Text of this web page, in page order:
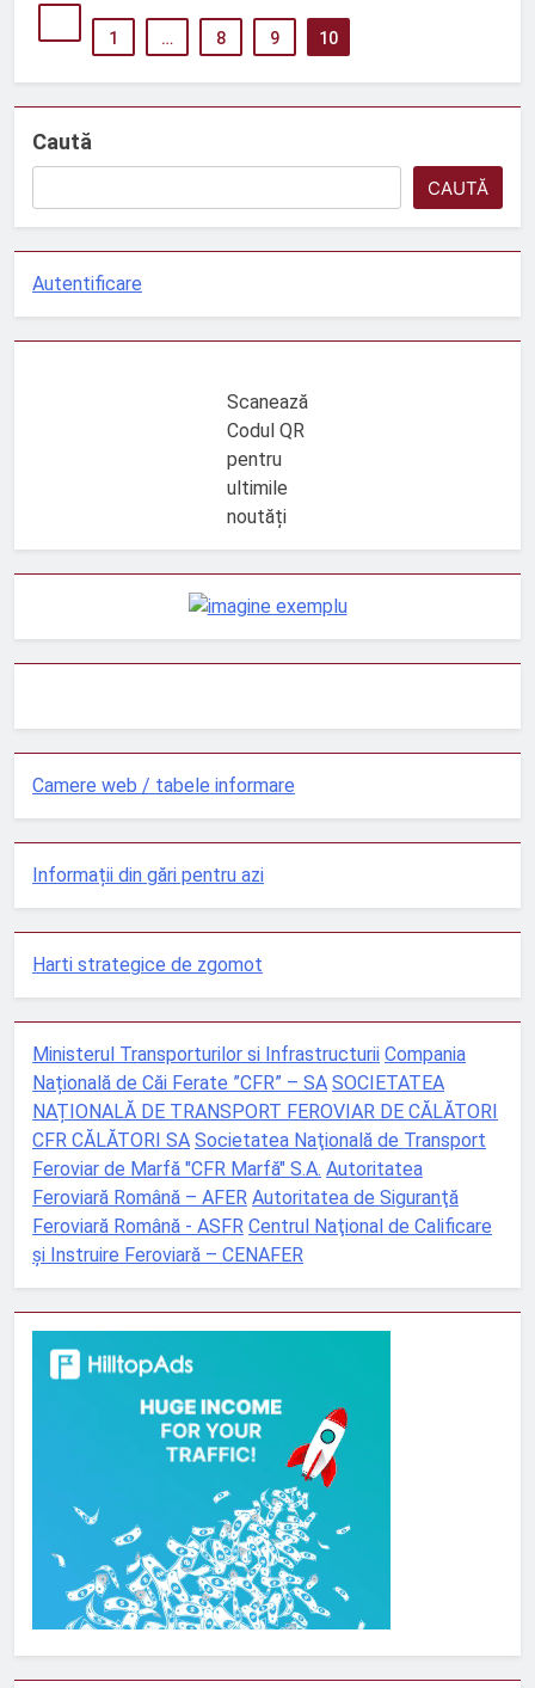
1 … 8 9 10
Caută
CAUTĂ
Autentificare
Scanează
Codul QR
pentru
ultimile
noutăți
Camere web / tabele informare
Informații din gări pentru azi
Harti strategice de zgomot
Ministerul Transporturilor si Infrastructurii Compania
Națională de Căi Ferate ”CFR” – SA SOCIETATEA
NAȚIONALĂ DE TRANSPORT FEROVIAR DE CĂLĂTORI
CFR CĂLĂTORI SA Societatea Naţională de Transport
Feroviar de Marfă "CFR Marfă" S.A. Autoritatea
Feroviară Română – AFER Autoritatea de Siguranţă
Feroviară Română - ASFR Centrul Naţional de Calificare
şi Instruire Feroviară – CENAFER